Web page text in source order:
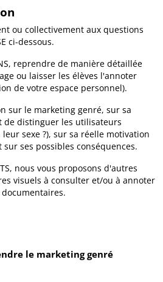
ou collectivement aux questions
ci-dessous.
reprendre de manière détaillée
ou laisser les élèves l'annoter
de votre espace personnel).
sur le marketing genré, sur sa
de distinguer les utilisateurs
sexe ?), sur sa réelle motivation
ses possibles conséquences.
nous vous proposons d'autres
visuels à consulter et/ou à annoter
le marketing genré